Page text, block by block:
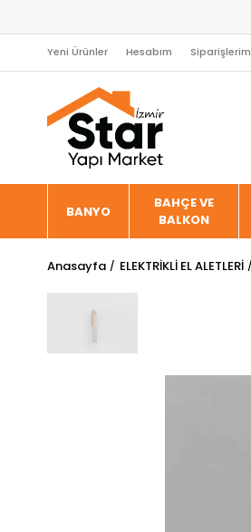
Yeni Ürünler Hesabım Siparişlerim
BANYO
BAHÇE VE
BALKON
Anasayfa ELEKTRİKLİ EL ALETLERİ